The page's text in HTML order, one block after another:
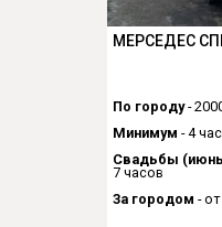
МЕРСЕДЕС
По городу-
Минимум - 4
Свадьбы
7 часов
За городом -